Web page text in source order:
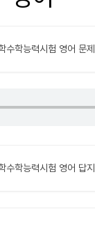
영어 문제
영어 답지